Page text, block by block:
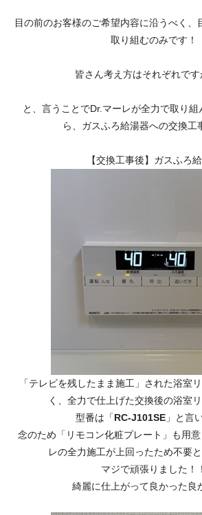
目の前のお客様のご希望内容に沿うべく、
取り組むのみです！
皆さん考え方はそれぞれです
と、言うことでDr.マーレが全力で取り
ら、ガスふろ給湯器への交換
【交換工事後】ガスふろ
「テレビを残したまま施工」された浴室
く、全力で仕上げた交換後の浴室リ
型番は「RC-J101SE」と言
念のため「リモコン化粧プレート」も用
レの全力施工が上回ったため不要と
マジで頑張りました！！
綺麗に仕上がって良かった